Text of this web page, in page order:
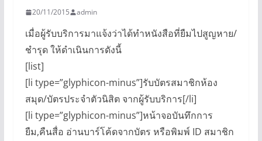
20/11/2015 admin
เมื่อผู้รับบริการมาแจ้งว่าได้ทำหนังสือที่ยืมไปสูญหาย/
ชำรุด ให้ดำเนินการดังนี้
[list]
[li type=”glyphicon-minus”]รับบัตรสมาชิกห้อง
สมุด/บัตรประจำตัวนิสิต จากผู้รับบริการ[/li]
[li type=”glyphicon-minus”]หน้าจอบันทึกการ
ยืม,คืนสื่อ อ่านบาร์โค้ดจากบัตร หรือพิมพ์ ID สมาชิก